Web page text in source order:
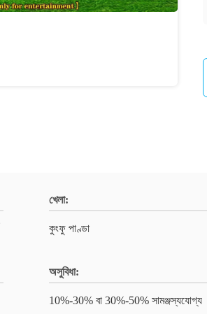
খেলা:
কুংফু পাণ্ডা
অসুবিধা:
10%-30% বা 30%-50% সামঞ্জস্যযোগ্য